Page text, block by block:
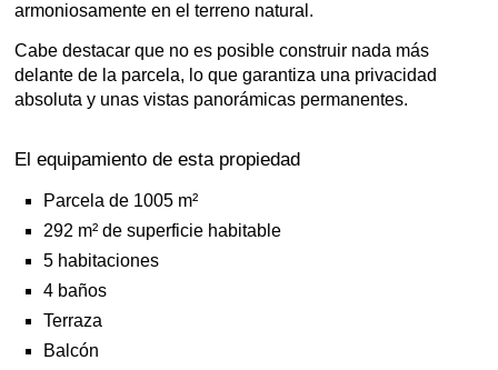
armoniosamente en el terreno natural.
Cabe destacar que no es posible construir nada más
delante de la parcela, lo que garantiza una privacidad
absoluta y unas vistas panorámicas permanentes.
El equipamiento de esta propiedad
Parcela de 1005 m²
292 m² de superficie habitable
5 habitaciones
4 baños
Terraza
Balcón